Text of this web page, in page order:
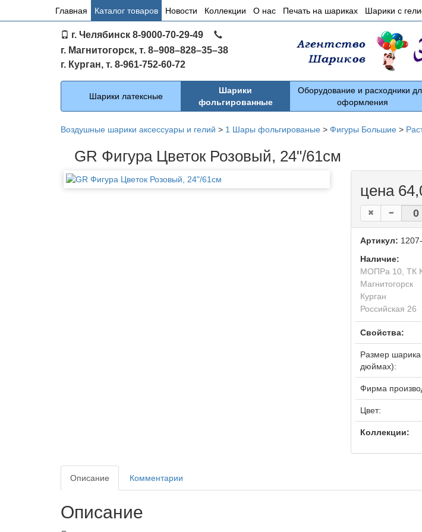
Основное
Главная Каталог товаров Новости Коллекции О нас Печать на шариках Шарики с
г. Челябинск 8-9000-70-29-49
г. Магнитогорск, т. 8–908–828–35–38
г. Курган, т. 8-961-752-60-72
Каталог
Шарики латексные
Шарики
фольгированные
Оборудование и расходники
оформления
Воздушные шарики аксессуары и гелий > 1 Шары фольгированые > Фигуры Большие >
GR Фигура Цветок Розовый, 24"/61см
цена
Артикул:
Наличие:
МОПРа 10, ТК
Магнитогорск
Курган
Российская 26
Свойства:
Размер шарика
дюймах):
Фирма
Цвет:
Коллекции:
Описание Комментарии
Описание